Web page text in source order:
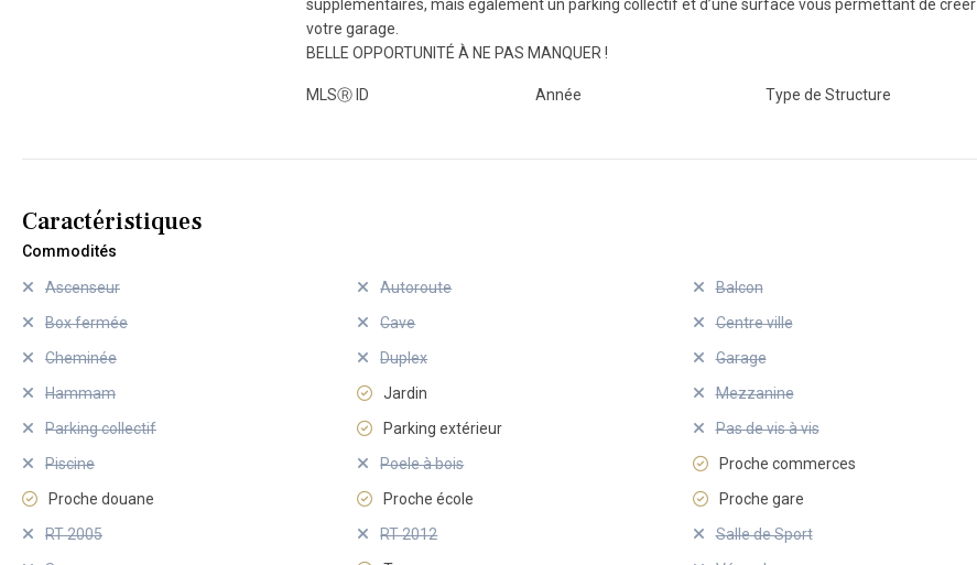
supplémentaires, mais également un parking collectif et d’une surface vous permettant de créer
votre garage.
BELLE OPPORTUNITÉ À NE PAS MANQUER !
MLSⓇ ID Année Type de Structure
Caractéristiques
Commodités
Ascenseur Autoroute
Balcon
Box fermée
Cave
Centre ville
Cheminée
Duplex
Garage
Hammam
Jardin
Mezzanine
Parking collectif
Parking extérieur
Pas de vis à vis
Piscine
Poele à bois
Proche commerces
Proche douane
Proche école
Proche gare
RT 2005
RT 2012
Salle de Sport